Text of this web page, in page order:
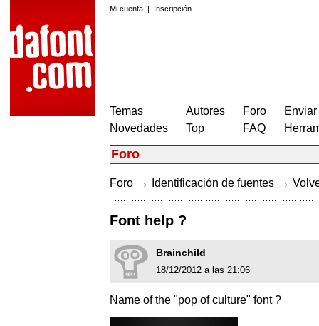
Mi cuenta | Inscripción
Temas
Novedades
Autores
Top
Foro
FAQ
Foro
Foro → Identificación de fuentes →
Font help ?
Brainchild
18/12/2012 a las 21:06
Name of the "pop of culture" font ?